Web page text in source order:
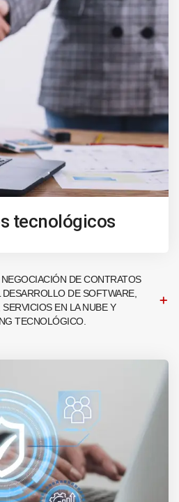
tecnológicos
DE CONTRATOS
DE SOFTWARE,
EN LA NUBE Y
TECNOLÓGICO.